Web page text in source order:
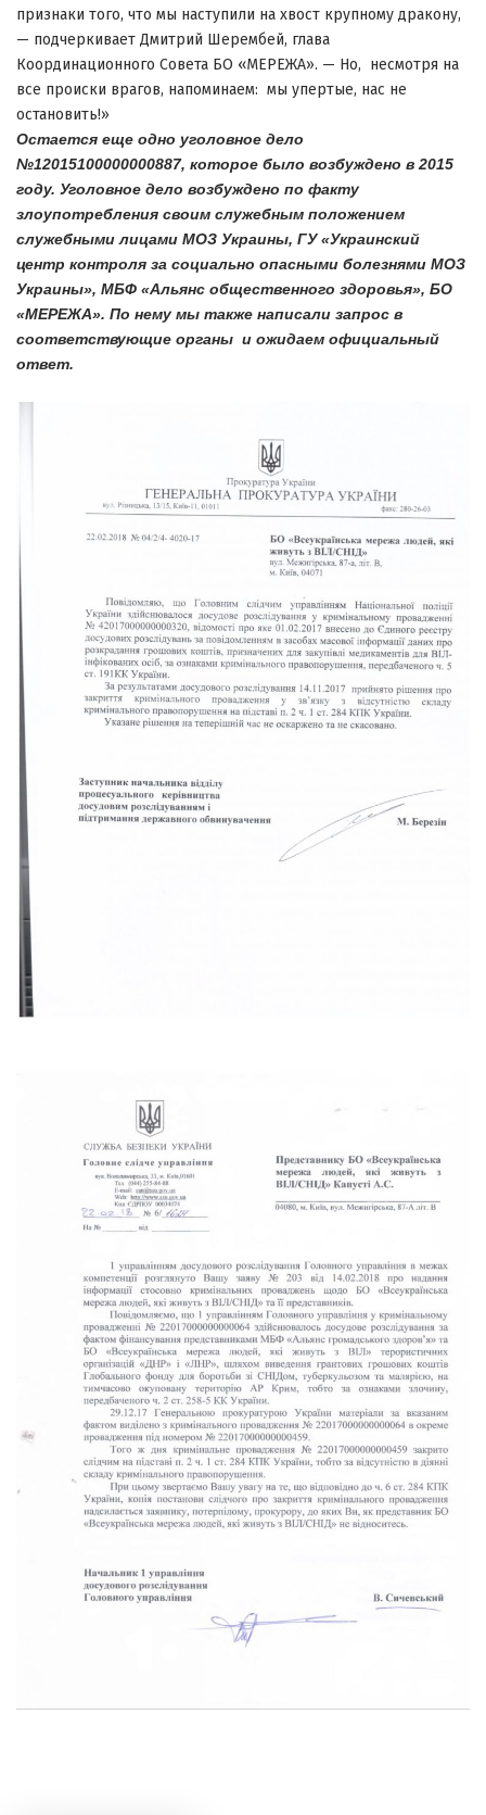
признаки того, что мы наступили на хвост крупному дракону,
— подчеркивает Дмитрий Шерембей, глава
Координационного Совета БО «МЕРЕЖА». — Но, несмотря на
все происки врагов, напоминаем: мы упертые, нас не
остановить!»
Остается еще одно уголовное дело
№12015100000000887, которое было возбуждено в 2015
году. Уголовное дело возбуждено по факту
злоупотребления своим служебным положением
служебными лицами МОЗ Украины, ГУ«Украинский
центр контроля за социально опасными болезнями МОЗ
Украины», МБФ «Альянс общественного здоровья», БО
«МЕРЕЖА». По нему мы также написали запрос в
соответствующие органы и ожидаем официальный
ответ.